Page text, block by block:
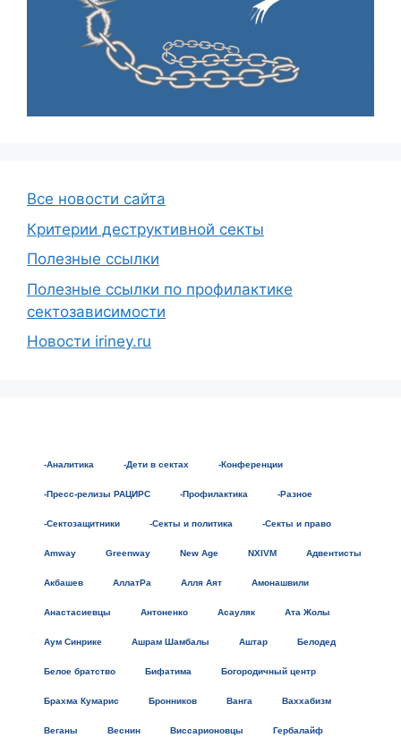
Все новости сайта
Критерии деструктивной секты
Полезные ссылки
Полезные ссылки по профилактике
сектозависимости
Новости iriney.ru
-Аналитика -Дети в сектах -Конференции
-Пресс-релизы РАЦИРС -Профилактика -Разное
-Сектозащитники -Секты и политика -Секты и право
Amway Greenway New Age NXIVM Адвентисты
Акбашев АллатРа Алля Аят Амонашвили
Анастасиевцы Антоненко Асауляк Ата Жолы
Аум Синрике Ашрам Шамбалы Аштар Белодед
Белое братство Бифатима Богородичный центр
Брахма Кумарис Бронников Ванга Ваххабизм
Веганы Веснин Виссарионовцы Гербалайф